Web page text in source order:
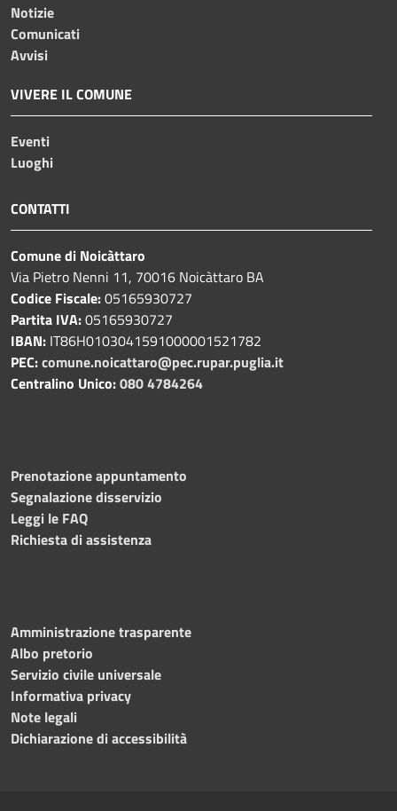
Notizie
Comunicati
Avvisi
VIVERE IL COMUNE
Eventi
Luoghi
CONTATTI
Comune di Noicàttaro
Via Pietro Nenni 11, 70016 Noicàttaro BA
Codice Fiscale:05165930727
Partita IVA:05165930727
IBAN: IT86H0103041591000001521782
PEC:comune.noicattaro@pec.rupar.puglia.it
Centralino Unico:080 4784264
Prenotazione appuntamento
Segnalazione disservizio
Leggi le FAQ
Richiesta di assistenza
Amministrazione trasparente
Albo pretorio
Servizio civile universale
Informativa privacy
Note legali
Dichiarazione di accessibilità